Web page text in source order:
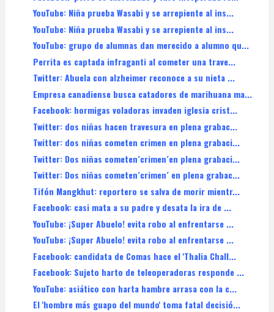
YouTube: Niña prueba Wasabi y se arrepiente al ins...
YouTube: Niña prueba Wasabi y se arrepiente al ins...
YouTube: grupo de alumnas dan merecido a alumno qu...
Perrita es captada infraganti al cometer una trave...
Twitter: Abuela con alzheimer reconoce a su nieta ...
Empresa canadiense busca catadores de marihuana ma...
Facebook: hormigas voladoras invaden iglesia crist...
Twitter: dos niñas hacen travesura en plena grabac...
Twitter: dos niñas cometen crimen en plena grabaci...
Twitter: Dos niñas cometen´crimen´en plena grabaci...
Twitter: Dos niñas cometen´crimen´ en plena grabac...
Tifón Mangkhut: reportero se salva de morir mientr...
Facebook: casi mata a su padre y desata la ira de ...
YouTube: ¡Super Abuelo! evita robo al enfrentarse ...
YouTube: ¡Super Abuelo! evita robo al enfrentarse ...
Facebook: candidata de Comas hace el 'Thalia Chall...
Facebook: Sujeto harto de teleoperadoras responde ...
YouTube: asiático con harta hambre arrasa con la c...
El 'hombre más guapo del mundo' toma fatal decisió...